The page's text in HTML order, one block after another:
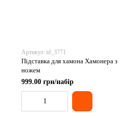
Артикул: id_3771
Підставка для хамона Хамонера з
ножем
999.00 грн/набір